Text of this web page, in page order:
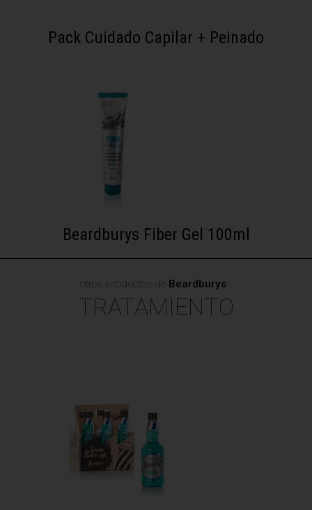
Pack Cuidado Capilar + Peinado
Beardburys Fiber Gel 100ml
otros productos de Beardburys
TRATAMIENTO